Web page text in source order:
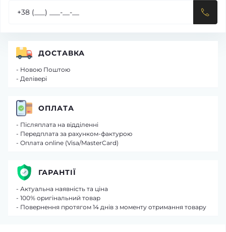
ДОСТАВКА
- Новою Поштою
- Делівері
ОПЛАТА
- Післяплата на відділенні
- Передплата за рахунком-фактурою
- Оплата online (Visa/MasterCard)
ГАРАНТІЇ
- Актуальна наявність та ціна
- 100% оригінальний товар
- Повернення протягом 14 днів з моменту отримання товару